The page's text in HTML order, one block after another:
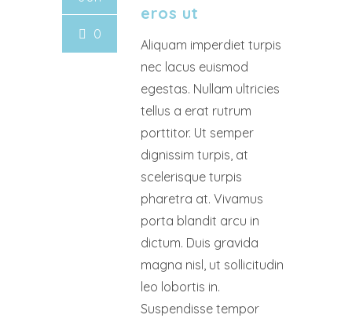
0
eros ut
Aliquam imperdiet turpis
nec lacus euismod
egestas. Nullam ultricies
tellus a erat rutrum
porttitor. Ut semper
dignissim turpis, at
scelerisque turpis
pharetra at. Vivamus
porta blandit arcu in
dictum. Duis gravida
magna nisl, ut sollicitudin
leo lobortis in.
Suspendisse tempor